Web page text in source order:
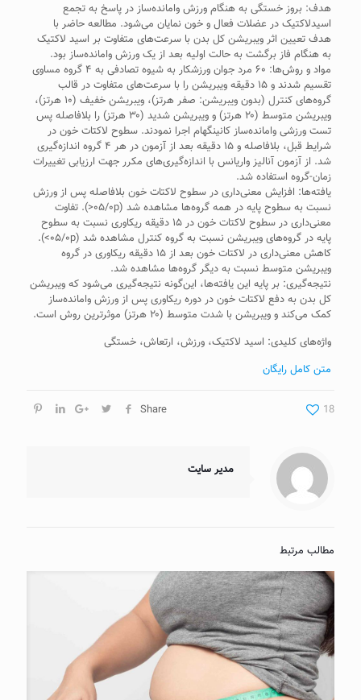
هدف: بروز خستگی به هنگام ورزش وامانده‌ساز در پاسخ به تجمع
اسیدلاکتیک در عضلات فعال و خون نمایان می‌شود. مطالعه حاضر با
هدف تعیین اثر ویبریشن کل بدن با سرعت‌های متفاوت بر اسید لاکتیک
به هنگام فاز برگشت به حالت اولیه بعد از یک ورزش وامانده‌ساز بود.
مواد و روش‌ها: ۶۰ مرد جوان ورزشکار به شیوه تصادفی به ۴ گروه مساوی
تقسیم شدند و ۱۵ دقیقه ویبریشن را با سرعت‌های متفاوت در قالب
گروه‌های کنترل (بدون ویبریشن: صفر هرتز)، ویبریشن خفیف (۱۰ هرتز)،
ویبریشن متوسط (۲۰ هرتز) و ویبریشن شدید (۳۰ هرتز) را بلافاصله پس
تست ورزشی وامانده‌ساز کانینگهام اجرا نمودند. سطوح لاکتات خون در
شرایط قبل، بلافاصله و ۱۵ دقیقه بعد از آزمون در هر ۴ گروه اندازه‌گیری
شد. از آزمون آنالیز واریانس با اندازه‌گیری‌های مکرر جهت ارزیابی تغییرات
زمان-گروه استفاده شد.
یافته‌ها: افزایش معنی‌داری در سطوح لاکتات خون بلافاصله پس از ورزش
نسبت به سطوح پایه در همه گروه‌ها مشاهده شد (۰۵/۰p<). تفاوت
معنی‌داری در سطوح لاکتات خون در ۱۵ دقیقه ریکاوری نسبت به سطوح
پایه در گروه‌های ویبریشن نسبت به گروه کنترل مشاهده شد (۰۵/۰p>).
کاهش معنی‌داری در لاکتات خون بعد از ۱۵ دقیقه ریکاوری در گروه
ویبریشن متوسط نسبت به دیگر گروه‌ها مشاهده شد.
نتیجه‌گیری: بر پایه این یافته‌ها، این‌گونه نتیجه‌گیری می‌شود که ویبریشن
کل بدن به دفع لاکتات خون در دوره ریکاوری پس از ورزش وامانده‌ساز
کمک می‌کند و ویبریشن با شدت متوسط (۲۰ هرتز) موثرترین روش است.
واژه‌های کلیدی: اسید لاکتیک، ورزش، ارتعاش، خستگی
متن کامل رایگان
Share 18
مدیر سایت
مطالب مرتبط